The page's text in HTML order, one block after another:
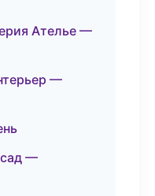
Ателье —
—
—